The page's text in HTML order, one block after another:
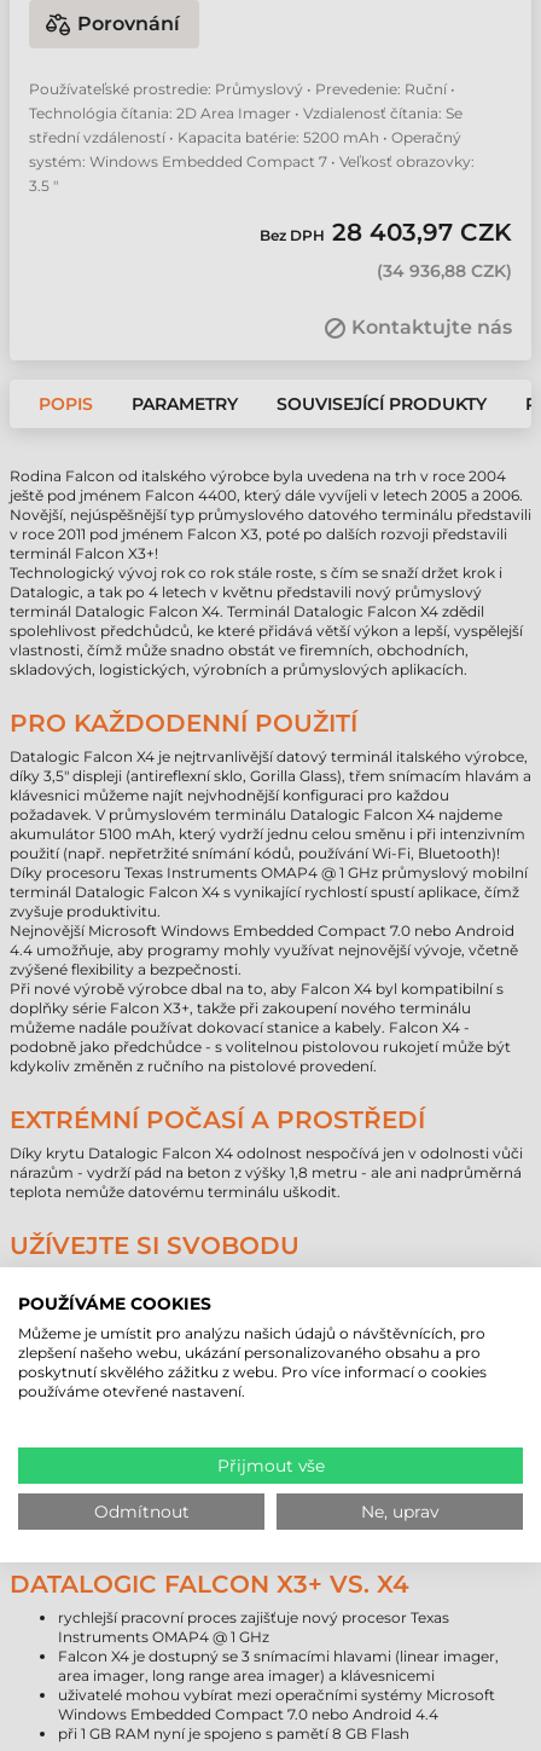
Porovnání
Používateľské prostredie: Průmyslový • Prevedenie: Ruční •
Technológia čítania: 2D Area Imager • Vzdialenosť čítania: Se
střední vzdáleností • Kapacita batérie: 5200 mAh • Operačný
systém: Windows Embedded Compact 7 • Veľkosť obrazovky:
3.5 "
Bez DPH 28 403,97 CZK
(34 936,88 CZK)
Kontaktujte nás
POPIS PARAMETRY SOUVISEJÍCÍ PRODUKTY
Rodina Falcon od italského výrobce byla uvedena na trh v roce 2004
ještě pod jménem Falcon 4400, který dále vyvíjeli v letech 2005 a 2006.
Novější, nejúspěšnější typ průmyslového datového terminálu představili
v roce 2011 pod jménem Falcon X3, poté po dalších rozvoji představili
terminál Falcon X3+!
Technologický vývoj rok co rok stále roste, s čím se snaží držet krok i
Datalogic, a tak po 4 letech v květnu představili nový průmyslový
terminál Datalogic Falcon X4. Terminál Datalogic Falcon X4 zdědil
spolehlivost předchůdců, ke které přidává větší výkon a lepší, vyspělejší
vlastnosti, čímž může snadno obstát ve firemních, obchodních,
skladových, logistických, výrobních a průmyslových aplikacích.
PRO KAŽDODENNÍ POUŽITÍ
Datalogic Falcon X4 je nejtrvanlivější datový terminál italského výrobce,
díky 3,5" displeji (antireflexní sklo, Gorilla Glass), třem snímacím hlavám a
klávesnici můžeme najít nejvhodnější konfiguraci pro každou
požadavek. V průmyslovém terminálu Datalogic Falcon X4 najdeme
akumulátor 5100 mAh, který vydrží jednu celou směnu i při intenzivním
použití (např. nepřetržité snímání kódů, používání Wi-Fi, Bluetooth)!
Díky procesoru Texas Instruments OMAP4 @ 1 GHz průmyslový mobilní
terminál Datalogic Falcon X4 s vynikající rychlostí spustí aplikace, čímž
zvyšuje produktivitu.
Nejnovější Microsoft Windows Embedded Compact 7.0 nebo Android
4.4 umožňuje, aby programy mohly využívat nejnovější vývoje, včetně
zvýšené flexibility a bezpečnosti.
Při nové výrobě výrobce dbal na to, aby Falcon X4 byl kompatibilní s
doplňky série Falcon X3+, takže při zakoupení nového terminálu
můžeme nadále používat dokovací stanice a kabely. Falcon X4 -
podobně jako předchůdce - s volitelnou pistolovou rukojetí může být
kdykoliv změněn z ručního na pistolové provedení.
EXTRÉMNÍ POČASÍ A PROSTŘEDÍ
Díky krytu Datalogic Falcon X4 odolnost nespočívá jen v odolnosti vůči
nárazům - vydrží pád na beton z výšky 1,8 metru - ale ani nadprůměrná
teplota nemůže datovému terminálu uškodit.
UŽÍVEJTE SI SVOBODU
MIMO) mobilního terminálu Falcon X4 zajišťují rychlé obchodní operace
terminály mají k dispozici certifikaci Cisco Compatible Extensions CCX
v4, díky které jsou využitelné všechny výhody infrastruktury Cisco
WLAN.
Kromě obvyklých signalizací je úspěšné snímání oznamováno i pomocí
postupu "GREEN SPOT". Tento postup je patentovaný Datalogicem,
který po úspěšném snímání signalizuje zeleným světlem.
DATALOGIC FALCON X3+ VS. X4
rychlejší pracovní proces zajišťuje nový procesor Texas
Instruments OMAP4 @ 1 GHz
Falcon X4 je dostupný se 3 snímacími hlavami (linear imager,
area imager, long range area imager) a klávesnicemi
uživatelé mohou vybírat mezi operačními systémy Microsoft
Windows Embedded Compact 7.0 nebo Android 4.4
při 1 GB RAM nyní je spojeno s pamětí 8 GB Flash
POUŽÍVÁME COOKIES
Můžeme je umístit pro analýzu našich údajů o návštěvnících, pro
zlepšení našeho webu, ukázání personalizovaného obsahu a pro
poskytnutí skvělého zážitku z webu. Pro více informací o cookies
používáme otevřené nastavení.
Přijmout vše
Odmítnout Ne, uprav